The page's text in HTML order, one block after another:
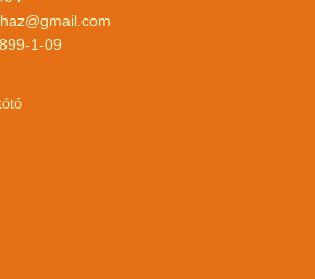
1-09
tó